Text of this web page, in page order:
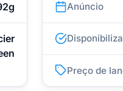
Anúncio
Preço de